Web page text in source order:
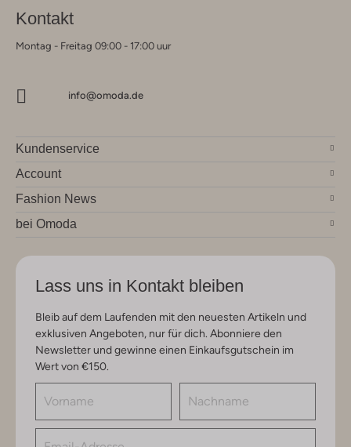
Kontakt
Montag - Freitag 09:00 - 17:00 uur
info@omoda.de
Kundenservice
Account
Fashion News
bei Omoda
Lass uns in Kontakt bleiben
Bleib auf dem Laufenden mit den neuesten Artikeln und
exklusiven Angeboten, nur für dich. Abonniere den
Newsletter und gewinne einen Einkaufsgutschein im
Wert von €150.